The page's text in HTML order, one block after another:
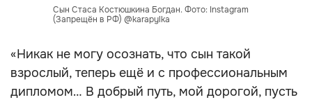
Сын Стаса Костюшкина Богдан. Фото: Instagram
(Запрещён в РФ) @karapylka
«Никак не могу осознать, что сын такой
взрослый, теперь ещё и с профессиональным
дипломом… В добрый путь, мой дорогой, пусть